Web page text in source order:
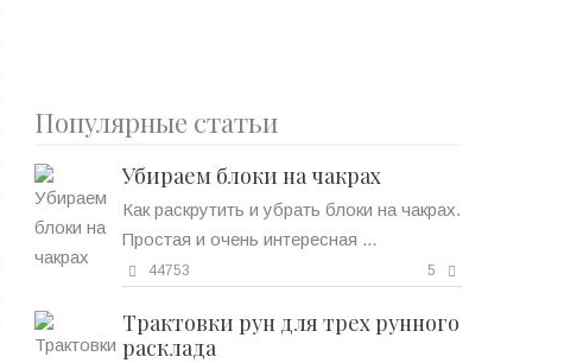
Популярные статьи
Убираем блоки на чакрах
Как раскрутить и убрать блоки на чакрах.
Простая и очень интересная ...
44753 5
Трактовки рун для трех рунного
расклада